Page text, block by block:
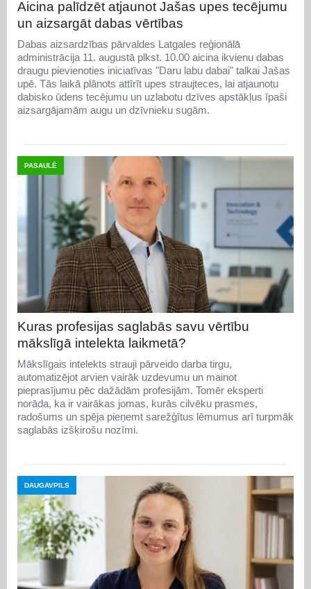
Aicina palīdzēt atjaunot Jašas upes tecējumu
un aizsargāt dabas vērtības
Dabas aizsardzības pārvaldes Latgales reģionālā
administrācija 11. augustā plkst. 10.00 aicina ikvienu dabas
draugu pievienoties iniciatīvas "Daru labu dabai" talkai Jašas
upē. Tās laikā plānots attīrīt upes straujteces, lai atjaunotu
dabisko ūdens tecējumu un uzlabotu dzīves apstākļus īpaši
aizsargājamām augu un dzīvnieku sugām.
PASAULĒ
Kuras profesijas saglabās savu vērtību
mākslīgā intelekta laikmetā?
Mākslīgais intelekts strauji pārveido darba tirgu,
automatizējot arvien vairāk uzdevumu un mainot
pieprasījumu pēc dažādām profesijām. Tomēr eksperti
norāda, ka ir vairākas jomas, kurās cilvēku prasmes,
radošums un spēja pieņemt sarežģītus lēmumus arī turpmāk
saglabās izšķirošu nozīmi.
DAUGAVPILS